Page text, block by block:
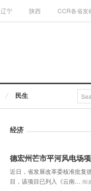
辽宁 陕西 CCR各省发
民生
经济
德宏州芒市平河风电场
近日，省发展改革委核准批复
目，该项目已列入《云南…
阅